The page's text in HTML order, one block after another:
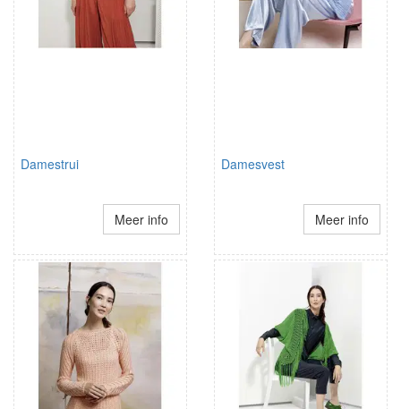
Damestrui
Meer info
Damesvest
Meer info